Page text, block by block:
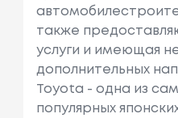
также
услуги и имеющая
дополнительных
Toyota - одна из
популярных